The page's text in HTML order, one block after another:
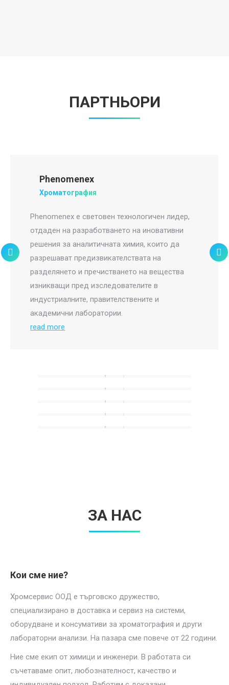
ПАРТНЬОРИ
Phenomenex
Хроматография
Phenomenex е световен технологичен лидер,
отдаден на разработването на иновативни
решения за аналитичната химия, които да
разрешават предизвикателствата на
разделянето и пречистването на вещества
изникващи пред изследователите в
индустриалните, правителствените и
академични лаборатории.
read more
ЗА НАС
Кои сме ние?
Хромсервис ООД е търговско дружество,
специализирано в доставка и сервиз на системи,
оборудване и консумативи за хроматография и други
лабораторни анализи. На пазара сме повече от 22 години.
Ние сме екип от химици и инженери. В работата си
съчетаваме опит, любознателност, качество и